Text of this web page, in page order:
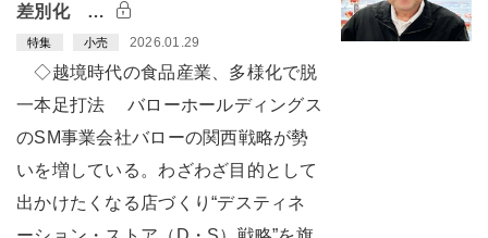
差別化 …
特集 小売 2026.01.29
◇越境時代の食品産業、多様化で脱
一本足打法 バローホールディングス
のSM事業会社バローの関西戦略が勢
いを増している。わざわざ目的として
出かけたくなる店づくり“デスティネ